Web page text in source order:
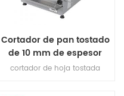
Cortador de pan tostado
de 10 mm de espesor
cortador de hoja tostada